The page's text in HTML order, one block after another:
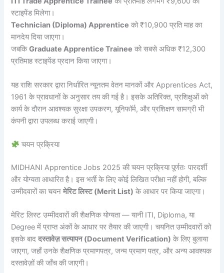
स्टाइपेंड मिलेगा।
Technician (Diploma) Apprentice को ₹10,900 प्रति माह का
मानदेय दिया जाएगा।
जबकिGraduate Apprentice Trainee को सबसे अधिक ₹12,300
प्रतिमाह स्टाइपेंड प्रदान किया जाएगा।
यह राशि सरकार द्वारा निर्धारित न्यूनतम वेतन मानकों और Apprentices Act,
1961 के प्रावधानों के अनुसार तय की गई है। इसके अतिरिक्त, प्रशिक्षुओं को
कार्य के दौरान आवश्यक सुरक्षा उपकरण, यूनिफॉर्म, और प्रशिक्षण सामग्री भी
कंपनी द्वारा उपलब्ध कराई जाएगी।
चयन प्रक्रिया
MIDHANI Apprentice Jobs 2025 की चयन प्रक्रिया पूर्णतः पारदर्शी
और योग्यता आधारित है। इस भर्ती के लिए कोई लिखित परीक्षा नहीं होगी, बल्कि
उम्मीदवारों का चयनमेरिट लिस्ट (Merit List) के आधार पर किया जाएगा।
मेरिट लिस्ट उम्मीदवारों की शैक्षणिक योग्यता — यानी ITI, Diploma, या
Degree में प्राप्त अंकों के आधार पर तैयार की जाएगी। चयनित उम्मीदवारों को
इसके बाददस्तावेज़ सत्यापन (Document Verification) के लिए बुलाया
जाएगा, जहाँ उनके शैक्षणिक प्रमाणपत्र, जन्म प्रमाण पत्र, और अन्य आवश्यक
दस्तावेज़ों की जाँच की जाएगी।